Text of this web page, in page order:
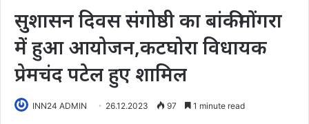
सुशासन दिवस संगोष्ठी का बांकीमोंगरा
में हुआ आयोजन,कटघोरा विधायक
प्रेमचंद पटेल हुए शामिल
INN24 ADMIN 26.12.2023 97 1 minute read